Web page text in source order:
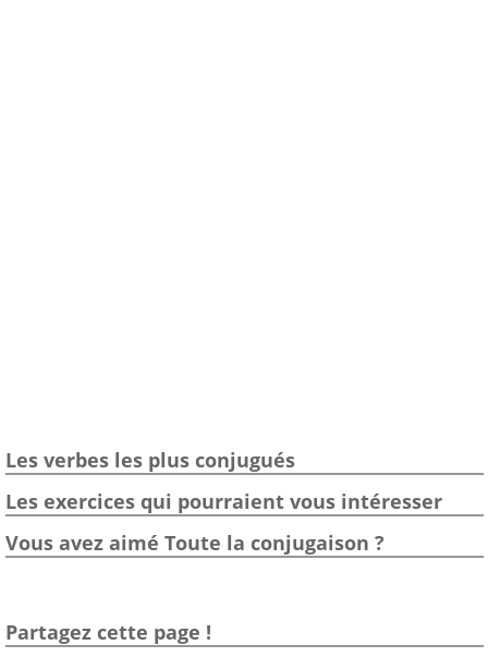
Les verbes les plus conjugués
Les exercices qui pourraient vous intéresser
Vous avez aimé Toute la conjugaison ?
Partagez cette page !